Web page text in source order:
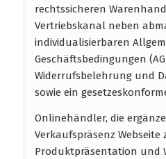
rechtssicheren
Vertriebskanal neben
individualisierbaren
Geschäftsbedingungen
Widerrufsbelehrung und
sowie ein
Onlinehändler, die
Verkaufspräsenz Webseite
Produktpräsentation und